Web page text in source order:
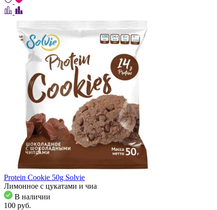
Protein Cookie 50g Solvie
Лимонное с цукатами и чиа
В наличии
100 pуб.